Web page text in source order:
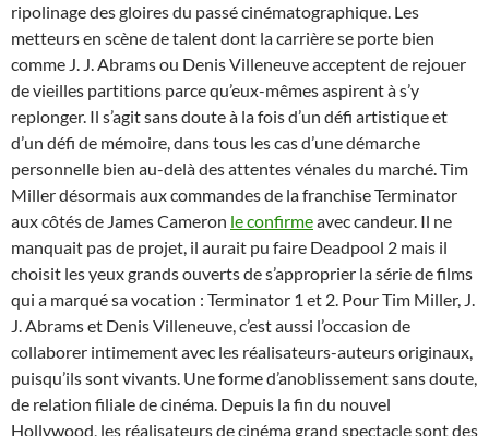
ripolinage des gloires du passé cinématographique. Les
metteurs en scène de talent dont la carrière se porte bien
comme J. J. Abrams ou Denis Villeneuve acceptent de rejouer
de vieilles partitions parce qu’eux-mêmes aspirent à s’y
replonger. Il s’agit sans doute à la fois d’un défi artistique et
d’un défi de mémoire, dans tous les cas d’une démarche
personnelle bien au-delà des attentes vénales du marché. Tim
Miller désormais aux commandes de la franchise Terminator
aux côtés de James Cameron le confirmeavec candeur. Il ne
manquait pas de projet, il aurait pu faire Deadpool 2 mais il
choisit les yeux grands ouverts de s’approprier la série de films
qui a marqué sa vocation : Terminator 1 et 2. Pour Tim Miller, J.
J. Abrams et Denis Villeneuve, c’est aussi l’occasion de
collaborer intimement avec les réalisateurs-auteurs originaux,
puisqu’ils sont vivants. Une forme d’anoblissement sans doute,
de relation filiale de cinéma. Depuis la fin du nouvel
Hollywood, les réalisateurs de cinéma grand spectacle sont des